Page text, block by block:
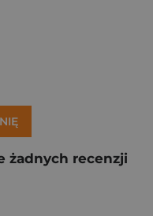
żadnych recenzji